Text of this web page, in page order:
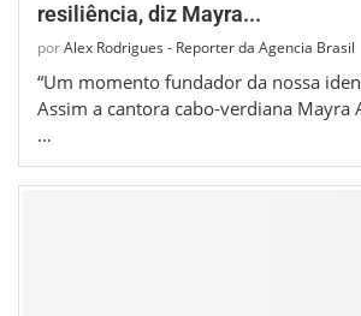
resiliência, diz Mayra...
porAlex Rodrigues - Reporter da Agencia Brasil
“Um momento fundador da nossa
Assim a cantora cabo-verdiana Mayra
…